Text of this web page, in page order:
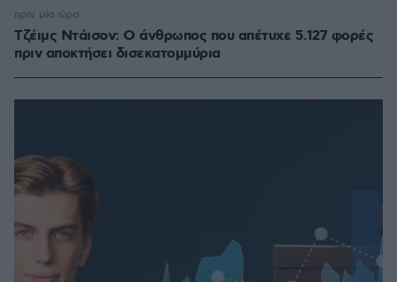
Τζέιμς Ντάισον: Ο άνθρωπος που απέτυχε 5.127 φορές
πριν αποκτήσει δισεκατομμύρια
πριν μία ώρα